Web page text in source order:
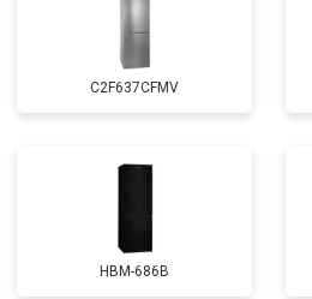
C2F637CFMV
HBM-686B